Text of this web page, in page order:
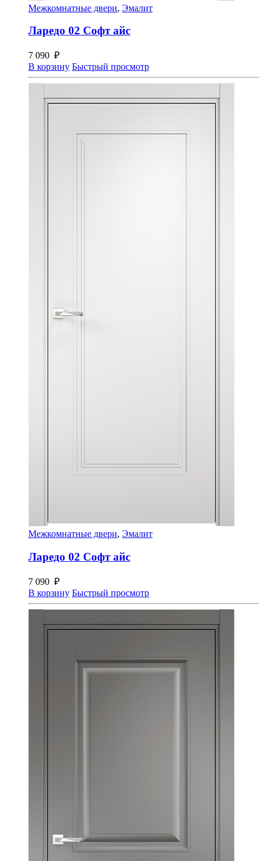
Межкомнатные двери, Эмалит
Ларедо 02 Софт айс
7 090 ₽
В корзину Быстрый просмотр
Межкомнатные двери, Эмалит
Ларедо 02 Софт айс
7 090 ₽
В корзину Быстрый просмотр